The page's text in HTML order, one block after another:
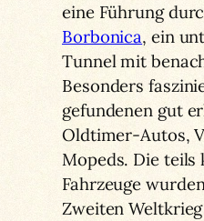
eine Führung
Borbonica, ein
Tunnel mit
Besonders
gefundenen gut
Oldtimer-Autos,
Mopeds. Die teils
Fahrzeuge
Zweiten